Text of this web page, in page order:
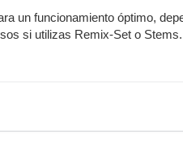
un funcionamiento óptimo,
si utilizas Remix-Set o Stems.